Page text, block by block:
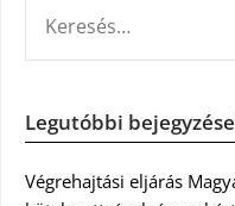
Legutóbbi
Végrehajtási eljárás